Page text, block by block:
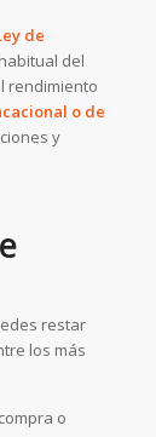
de
del
rendimiento
o de
y
restar
los más
o